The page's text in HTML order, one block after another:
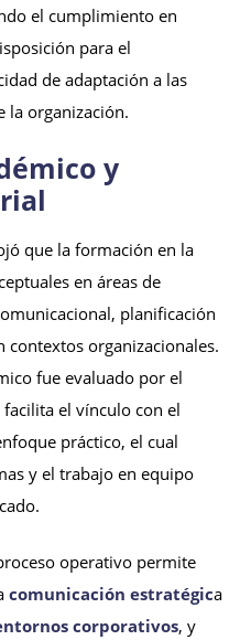
el cumplimiento en
para el
de adaptación a las
la organización.
y
que la formación en la
en áreas de
planificación
organizacionales.
fue evaluado por el
el vínculo con el
práctico, el cual
y el trabajo en equipo
operativo permite
comunicación estratégica
corporativos, y